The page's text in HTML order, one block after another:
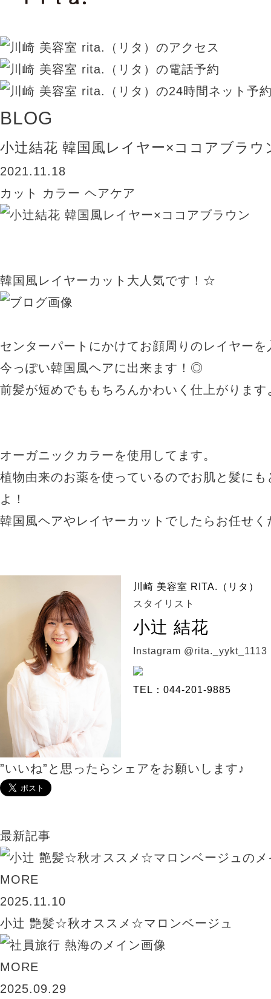
BLOG
小辻結花 韓国風レイヤー×ココアブラウ
2021.11.18
カット
カラー ヘアケア
韓国風レイヤーカット大人気です！☆
センターパートにかけてお顔周りのレイヤーを
今っぽい韓国風ヘアに出来ます！◎
前髪が短めでももちろんかわいく仕上がります
オーガニックカラーを使用してます。
植物由来のお薬を使っているのでお肌と髪に
よ！
韓国風ヘアやレイヤーカットでしたらお任せく
川崎 美容室 RITA.（リタ）
スタイリスト
小辻 結花
Instagram @rita._yykt_1113
TEL：044-201-9885
”いいね”と思ったらシェアをお願いします♪
最新記事
MORE
2025.11.10
小辻 艶髪☆秋オススメ☆マロンベージュ
MORE
2025.09.29